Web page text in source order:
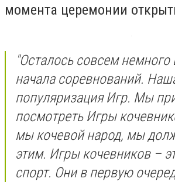
момента церемонии
"Осталось совсем
начала соревнований.
популяризация Игр. Мы
посмотреть Игры
мы кочевой народ, мы
этим. Игры кочевников –
спорт. Они в первую